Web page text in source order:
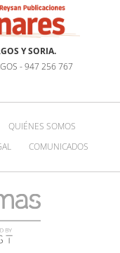
Y SORIA.
- 947 256 767
QUIÉNES SOMOS
COMUNICADOS